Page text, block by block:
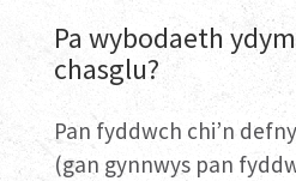
Pa wybodaeth
chasglu?
Pan fyddwch chi’n
(gan gynnwys pan